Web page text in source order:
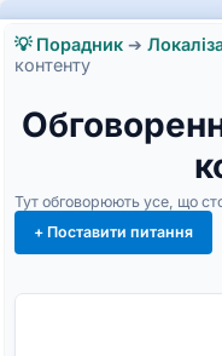
💡 Порадник ➔
контенту
Тут обговорюють усе, що
+ Поставити питання